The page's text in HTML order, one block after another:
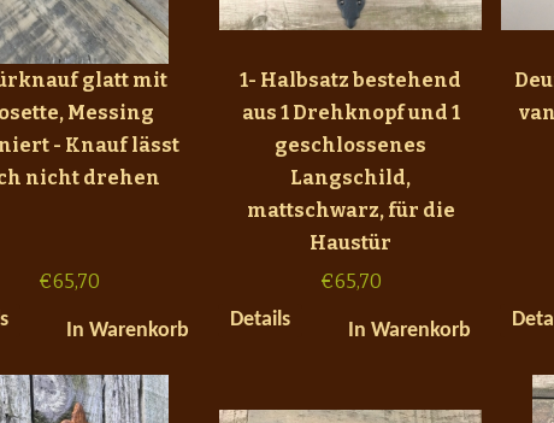
glatt mit
Messing
- Knauf lässt
nicht drehen
€65,70
In Warenkorb
1- Halbsatz bestehend
aus 1 Drehknopf und 1
geschlossenes
Langschild,
mattschwarz, für die
Haustür
€65,70
Details
In Warenkorb